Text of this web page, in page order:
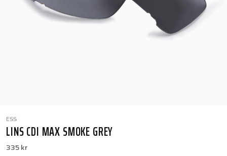
ESS
LINS CDI MAX SMOKE GREY
335 kr